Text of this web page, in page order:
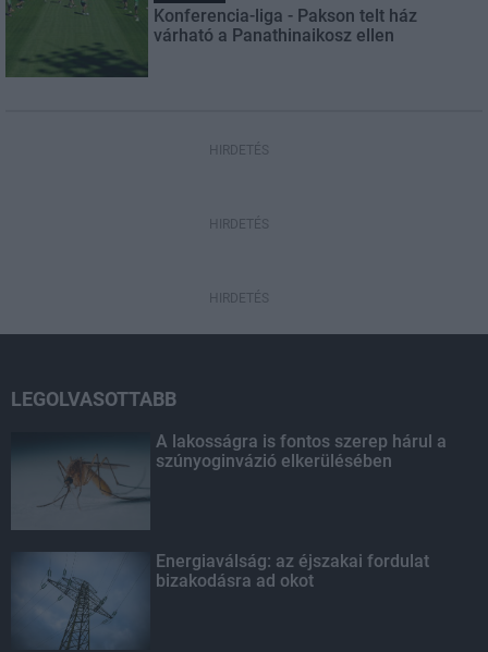
Konferencia-liga - Pakson telt ház
várható a Panathinaikosz ellen
HIRDETÉS
HIRDETÉS
HIRDETÉS
LEGOLVASOTTABB
A lakosságra is fontos szerep hárul a
szúnyoginvázió elkerülésében
Energiaválság: az éjszakai fordulat
bizakodásra ad okot